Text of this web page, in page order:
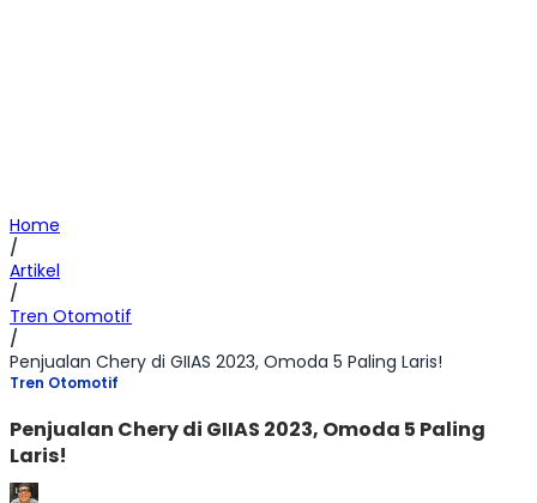
Home
/
Artikel
/
Tren Otomotif
/
Penjualan Chery di GIIAS 2023, Omoda 5 Paling Laris!
Tren Otomotif
Penjualan Chery di GIIAS 2023, Omoda 5 Paling
Laris!